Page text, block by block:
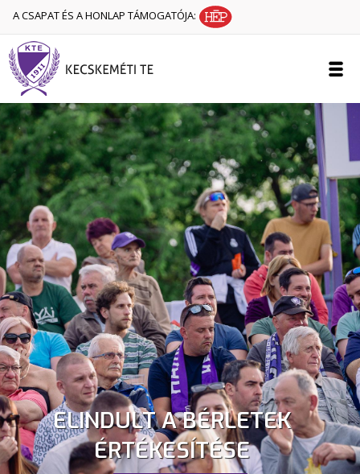
A CSAPAT ÉS A HONLAP TÁMOGATÓJA:
ELINDULT A BÉRLETEK
ÉRTÉKESÍTÉSE